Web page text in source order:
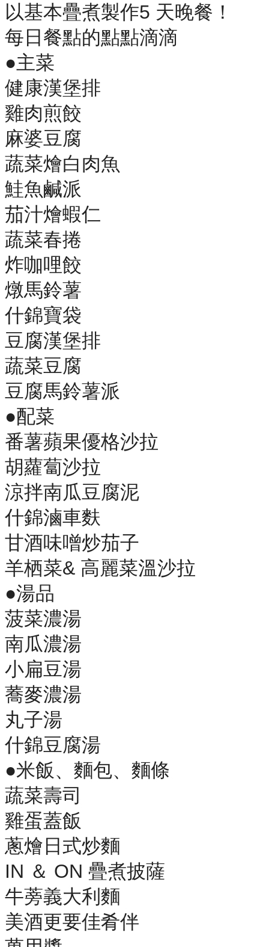
以基本疊煮製作5 天晚餐！
每日餐點的點點滴滴
●主菜
健康漢堡排
雞肉煎餃
麻婆豆腐
蔬菜燴白肉魚
鮭魚鹹派
茄汁燴蝦仁
蔬菜春捲
炸咖哩餃
燉馬鈴薯
什錦寶袋
豆腐漢堡排
蔬菜豆腐
豆腐馬鈴薯派
●配菜
番薯蘋果優格沙拉
胡蘿蔔沙拉
涼拌南瓜豆腐泥
什錦滷車麩
甘酒味噌炒茄子
羊栖菜& 高麗菜溫沙拉
●湯品
菠菜濃湯
南瓜濃湯
小扁豆湯
蕎麥濃湯
丸子湯
什錦豆腐湯
●米飯、麵包、麵條
蔬菜壽司
雞蛋蓋飯
蔥燴日式炒麵
IN ＆ ON 疊煮披薩
牛蒡義大利麵
美酒更要佳肴伴